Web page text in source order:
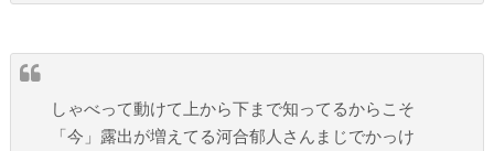
しゃべって動けて上から下まで知ってるからこそ
「今」露出が増えてる河合郁人さんまじでかっけ